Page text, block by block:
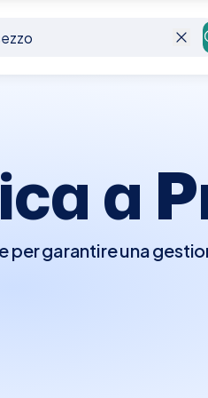
a
garantire una
le condizioni generali